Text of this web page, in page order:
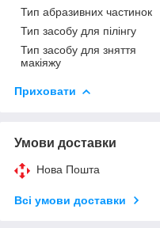
Тип абразивних частинок
Тип засобу для пілінгу
Тип засобу для зняття
макіяжу
Приховати
Умови доставки
Нова Пошта
Всі умови доставки